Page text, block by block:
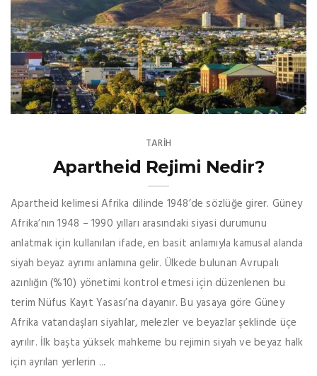
TARİH
Apartheid Rejimi Nedir?
Apartheid kelimesi Afrika dilinde 1948’de sözlüğe girer. Güney
Afrika’nın 1948 – 1990 yılları arasındaki siyasi durumunu
anlatmak için kullanılan ifade, en basit anlamıyla kamusal alanda
siyah beyaz ayrımı anlamına gelir. Ülkede bulunan Avrupalı
azınlığın (%10) yönetimi kontrol etmesi için düzenlenen bu
terim Nüfus Kayıt Yasası’na dayanır. Bu yasaya göre Güney
Afrika vatandaşları siyahlar, melezler ve beyazlar şeklinde üçe
ayrılır. İlk başta yüksek mahkeme bu rejimin siyah ve beyaz halk
için ayrılan yerlerin ...